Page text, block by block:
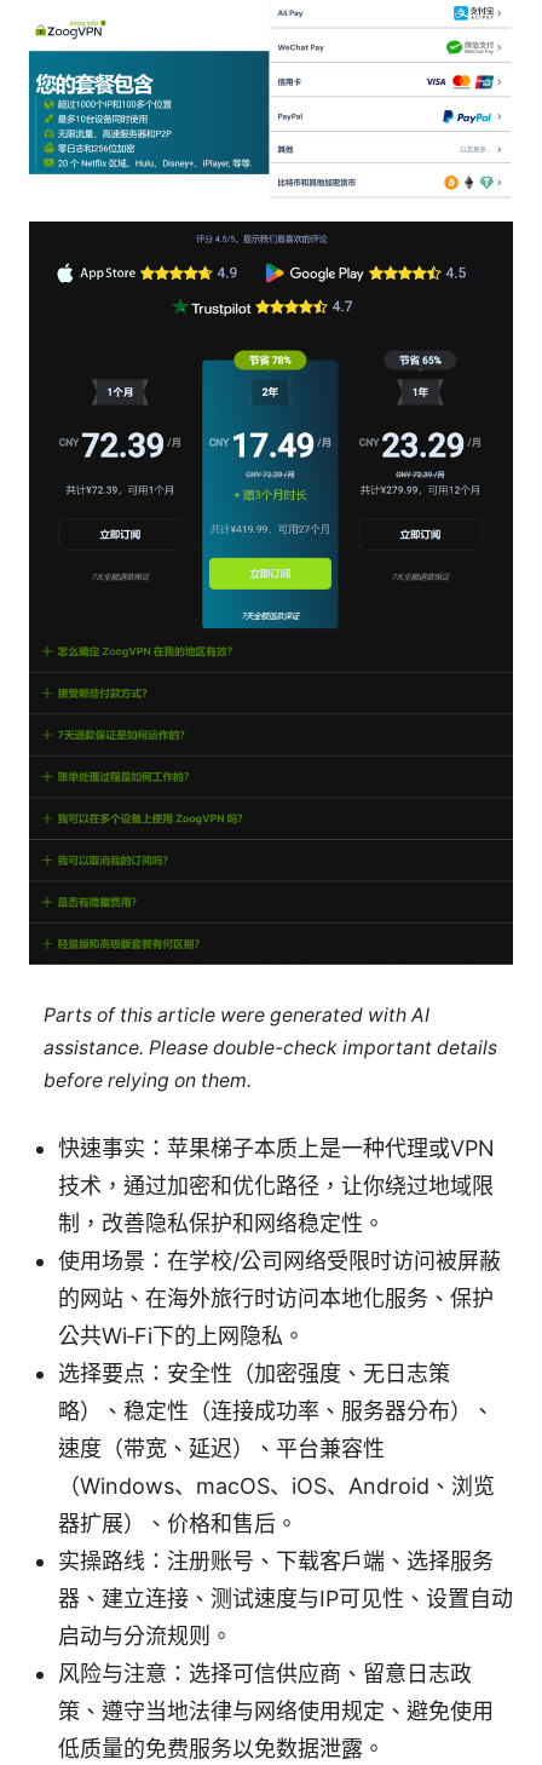
Parts of this article were generated with AI
assistance. Please double-check important details
before relying on them.
快速事实：苹果梯子本质上是一种代理或VPN
技术，通过加密和优化路径，让你绕过地域限
制，改善隐私保护和网络稳定性。
使用场景：在学校/公司网络受限时访问被屏蔽
的网站、在海外旅行时访问本地化服务、保护
公共Wi‑Fi下的上网隐私。
选择要点：安全性（加密强度、无日志策
略）、稳定性（连接成功率、服务器分布）、
速度（带宽、延迟）、平台兼容性
（Windows、macOS、iOS、Android、浏览
器扩展）、价格和售后。
实操路线：注册账号、下载客户端、选择服务
器、建立连接、测试速度与IP可见性、设置自动
启动与分流规则。
风险与注意：选择可信供应商、留意日志政
策、遵守当地法律与网络使用规定、避免使用
低质量的免费服务以免数据泄露。